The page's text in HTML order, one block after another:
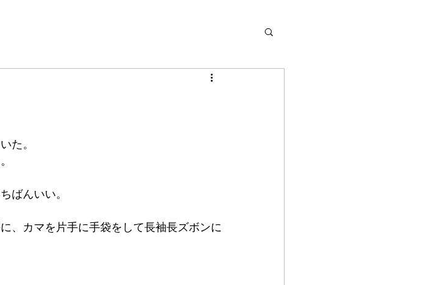
た。
ばんいい。
、カマを片手に手袋をして長袖長ズボンに